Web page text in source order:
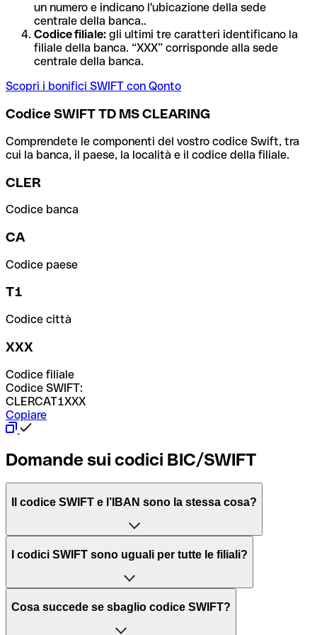
un numero e indicano l'ubicazione della sede
centrale della banca..
Codice filiale: gli ultimi tre caratteri identificano la
filiale della banca. “XXX” corrisponde alla sede
centrale della banca.
Scopri i bonifici SWIFT con Qonto
Codice SWIFT TD MS CLEARING
Comprendete le componenti del vostro codice Swift, tra
cui la banca, il paese, la località e il codice della filiale.
CLER
Codice banca
CA
Codice paese
T1
Codice città
XXX
Codice filiale
Codice SWIFT:
CLERCAT1XXX
Copiare
Domande sui codici BIC/SWIFT
Il codice SWIFT e l’IBAN sono la stessa cosa?
L'acronimo SWIFT sta per “Society for Worldwide
per l’elaborazione dei pagamenti tra diversi Paesi.
Il BIC, invece, sta per “Bank Identifier Code” ed è una
I codici SWIFT sono uguali per tutte le filiali?
Dipende dalle banche. In alcuni casi le banche utilizzano
Cosa succede se sbaglio codice SWIFT?